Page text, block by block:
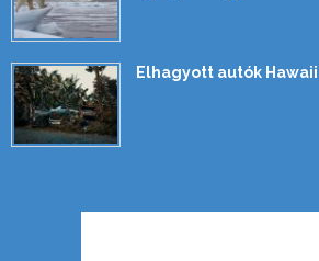
Elhagyott autók